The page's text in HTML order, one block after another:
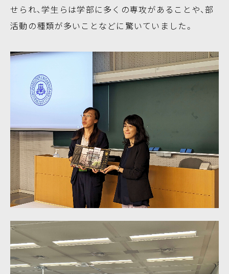
せられ、学生らは学部に多くの専攻があることや、部
活動の種類が多いことなどに驚いていました。